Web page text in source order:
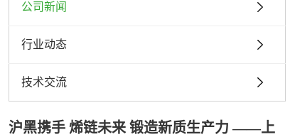
技术支持
联系我们
公司新闻
行业动态
技术交流
沪黑携手 烯链未来 锻造新质生产力 ——上